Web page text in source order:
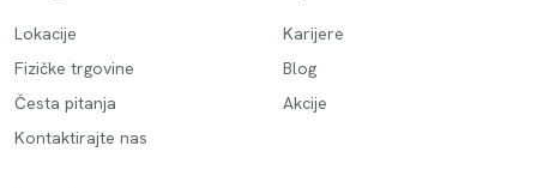
Lokacije
Fizičke trgovine
Česta pitanja
Kontaktirajte nas
Karijere
Blog
Akcije